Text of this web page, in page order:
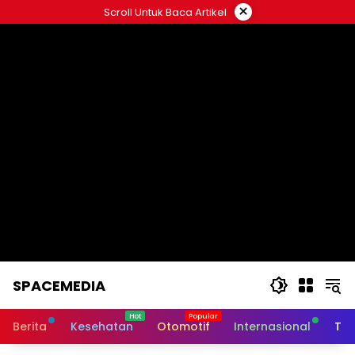
to
Scroll Untuk Baca Artikel ×
SPACEMEDIA
Berita Kesehatan Otomotif Internasional